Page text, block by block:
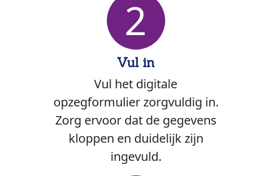
2
Vul in
Vul het digitale
opzegformulier zorgvuldig in.
Zorg ervoor dat de gegevens
kloppen en duidelijk zijn
ingevuld.